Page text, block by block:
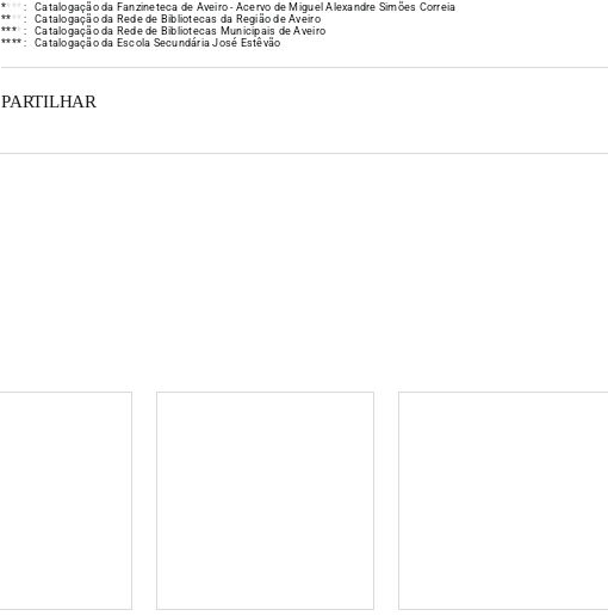
** * * :
Catalogação da Fanzineteca de Aveiro - Acervo de Miguel Alexandre Simões Correia
** * * :
Catalogação da Rede de Bibliotecas da Região de Aveiro
**** :
Catalogação da Rede de Bibliotecas Municipais de Aveiro
**** : Catalogação da Escola Secundária José Estêvão
PARTILHAR